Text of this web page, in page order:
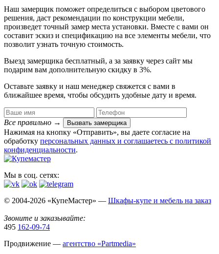
Наш замерщик поможет определиться с выбором цветового
решения, даст рекомендации по конструкции мебели,
произведет точный замер места установки. Вместе с вами он
составит эскиз и спецификацию на все элементы мебели, что
позволит узнать точную стоимость.
Выезд замерщика бесплатный, а за заявку через сайт мы
подарим вам дополнительную скидку в 3%.
Оставьте заявку и наш менеджер свяжется с вами в
ближайшее время, чтобы обсудить удобные дату и время.
Все правильно → Вызвать замерщика
Нажимая на кнопку «Отправить», вы даете согласие на
обработку персональных данных​ и соглашаетесь c политикой
конфиденциальности.
Мы в соц. сетях:
© 2004-2026 «КупеМастер» — Шкафы-купе и мебель на заказ
Звоните и заказывайте:
495 162-09-74
Продвижение — агентство «Partmedia»